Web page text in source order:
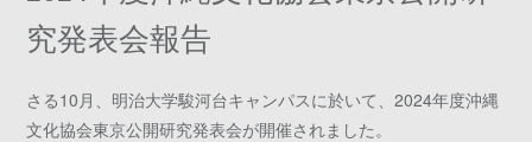
究発表会報告
さる10月、明治大学駿河台キャンパスに於いて、2024年度沖縄
文化協会東京公開研究発表会が開催されました。